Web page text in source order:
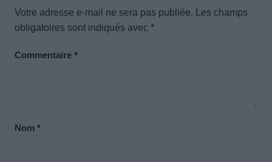
Votre adresse e-mail ne sera pas publiée.
Les champs
obligatoires sont indiqués avec *
Commentaire *
Nom *